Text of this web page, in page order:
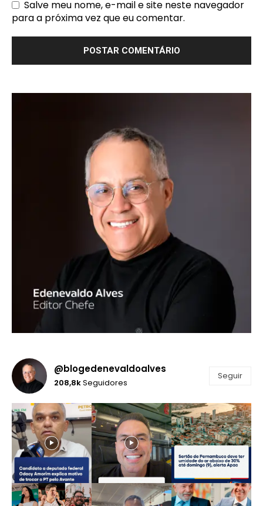
Salve meu nome, e-mail e site neste navegador
para a próxima vez que eu comentar.
@blogedenevaldoalves
208,8kSeguidores
Seguir